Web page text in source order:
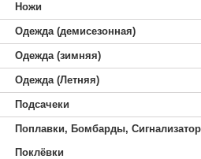
Ножи
Одежда (демисезонная)
Одежда (зимняя)
Одежда (Летняя)
Подсачеки
Поплавки, Бомбарды,
Поклёвки